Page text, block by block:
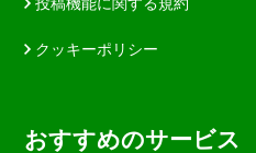
クッキーポリシー
おすすめのサービス